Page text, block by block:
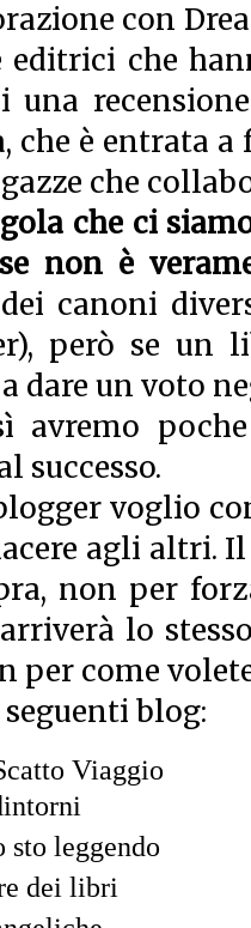
con
editrici che
una
che è entrata
che
che ci
non è
canoni
però se un
dare un voto
avremo
successo.
voglio
agli altri.
non per
lo
per come
blog:
Viaggio
sto leggendo
dei libri